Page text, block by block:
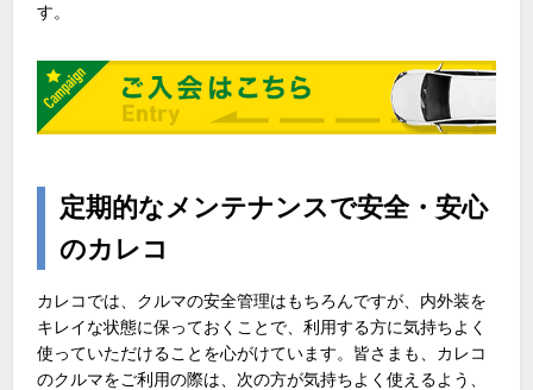
す。
定期的なメンテナンスで安全・安心
のカレコ
カレコでは、クルマの安全管理はもちろんですが、内外装を
キレイな状態に保っておくことで、利用する方に気持ちよく
使っていただけることを心がけています。皆さまも、カレコ
のクルマをご利用の際は、次の方が気持ちよく使えるよう、